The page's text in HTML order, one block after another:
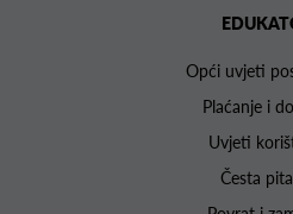
Opći uvjeti
Plaćanje i
Uvjeti
Česta